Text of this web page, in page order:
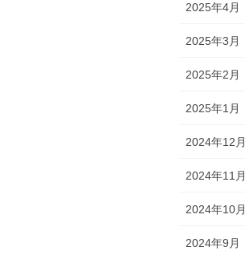
2025年4月
2025年3月
2025年2月
2025年1月
2024年12月
2024年11月
2024年10月
2024年9月